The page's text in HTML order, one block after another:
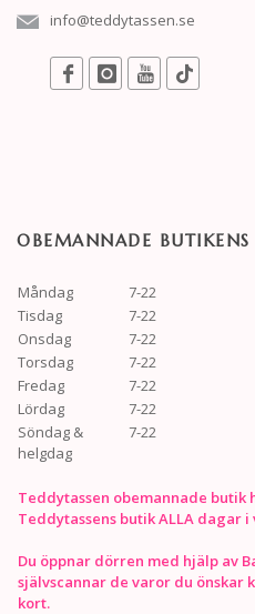
info@teddytassen.se
OBEMANNADE BUTIKENS
Måndag
7-22
Tisdag
7-22
Onsdag
7-22
Torsdag
7-22
Fredag
7-22
Lördag
7-22
Söndag &
helgdag
7-22
Teddytassen obemannade butik
Teddytassens butik ALLA dagar i
Du öppnar dörren med hjälp av
självscannar de varor du önskar
kort.